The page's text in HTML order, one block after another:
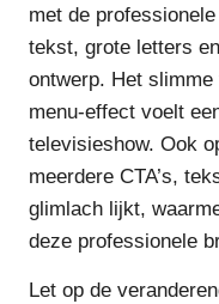
met de
tekst, grote letters
ontwerp. Het
menu-effect voelt
televisieshow. Ook
meerdere CTA’s,
glimlach lijkt,
deze professionele
Let op de